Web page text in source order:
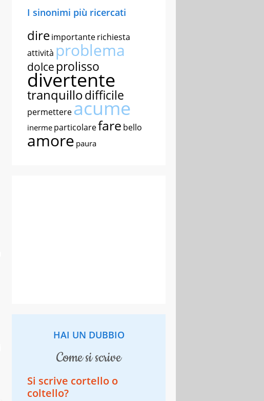
I sinonimi più ricercati
direimportanterichiesta
attività problema
dolce prolisso
divertente
tranquillodifficile
permettereacume
inerme particolarefare bello
amore paura
HAI UN DUBBIO
come si scrive
Si scrive cortello o
coltello?